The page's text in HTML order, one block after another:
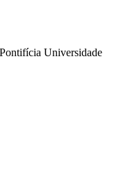
Universidade